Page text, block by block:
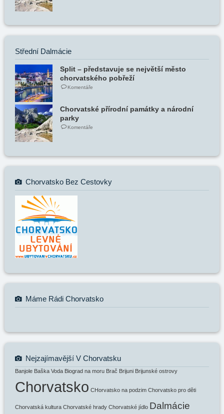
Střední Dalmácie
Split – představuje se největší město
chorvatského pobřeží
Komentáře
Chorvatské přírodní památky a národní
parky
Komentáře
Chorvatsko Bez Cestovky
Máme Rádi Chorvatsko
Nejzajímavější V Chorvatsku
Banjole Baška Voda Biograd na moru Brač Brijuni Brijunské ostrovy
Chorvatsko CHorvatsko na podzim Chorvatsko pro děti
Chorvatská kultura Chorvatské hrady Chorvatské jídlo Dalmácie